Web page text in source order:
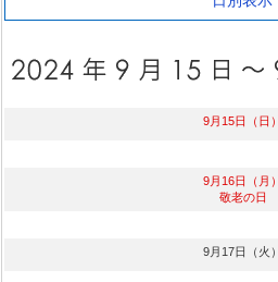
9月15日（日）
9月16日（月）
敬老の日
9月17日（火）